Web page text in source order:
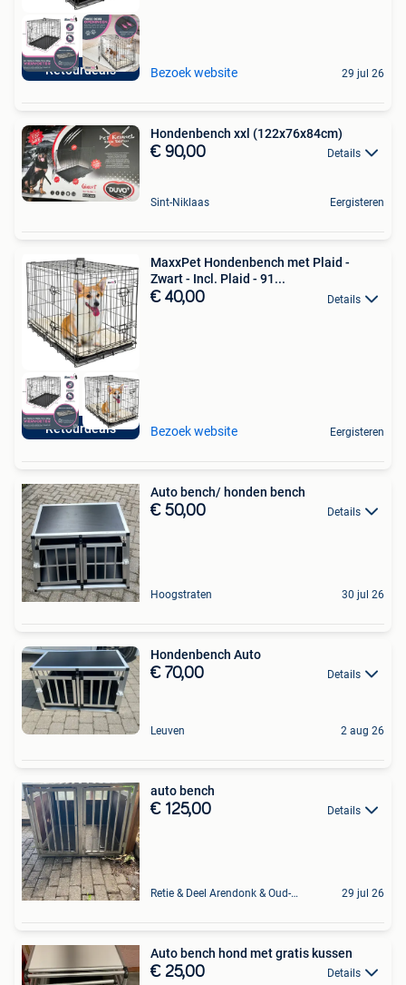
Retourdeals Bezoek website 29 jul 26
Hondenbench xxl (122x76x84cm)
€ 90,00 Details
Sint-Niklaas Eergisteren
Retourdeals
MaxxPet Hondenbench met Plaid -
Zwart - Incl. Plaid - 91...
€ 40,00 Details
Bezoek website Eergisteren
Auto bench/ honden bench
€ 50,00 Details
Hoogstraten 30 jul 26
Hondenbench Auto
€ 70,00 Details
Leuven 2 aug 26
auto bench
€ 125,00 Details
Retie & Deel Arendonk & Oud-Turnhout 29 jul 26
Auto bench hond met gratis kussen
€ 25,00 Details